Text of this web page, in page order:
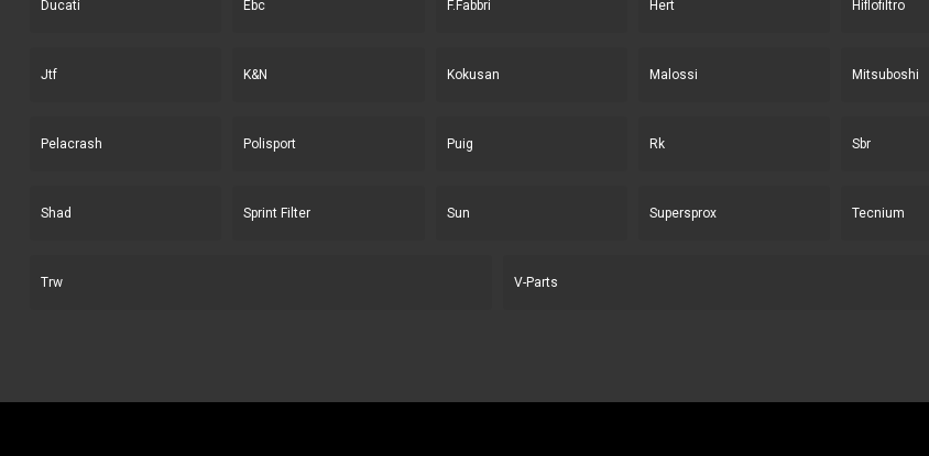
Ducati Ebc F.Fabbri Hert Hiflofiltro
Jtf K&N Kokusan Malossi Mitsuboshi
Pelacrash Polisport Puig Rk Sbr
Shad Sprint Filter Sun Supersprox Tecnium
Trw V-Parts